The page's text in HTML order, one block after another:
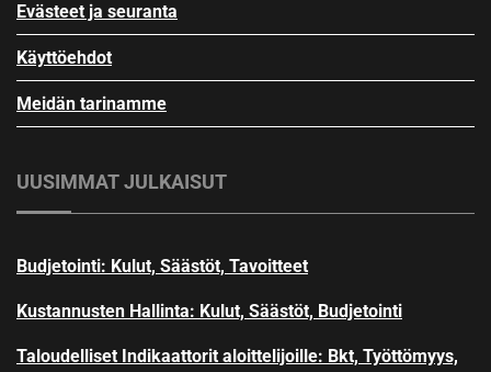
Evästeet ja seuranta
Käyttöehdot
Meidän tarinamme
UUSIMMAT JULKAISUT
Budjetointi: Kulut, Säästöt, Tavoitteet
Kustannusten Hallinta: Kulut, Säästöt, Budjetointi
Taloudelliset Indikaattorit aloittelijoille: Bkt, Työttömyys,